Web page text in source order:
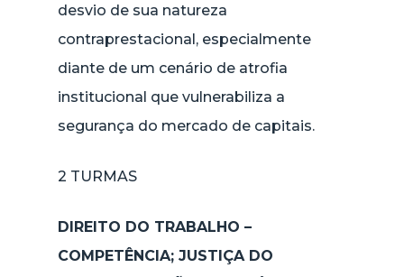
desvio de sua natureza
contraprestacional, especialmente
diante de um cenário de atrofia
institucional que vulnerabiliza a
segurança do mercado de capitais.
2 TURMAS
DIREITO DO TRABALHO –
COMPETÊNCIA; JUSTIÇA DO